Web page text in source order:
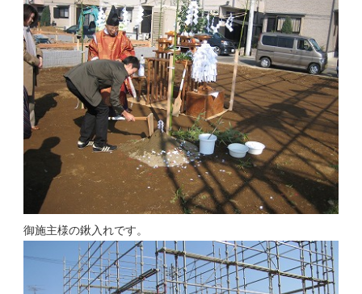
御施主様の鍬入れです。